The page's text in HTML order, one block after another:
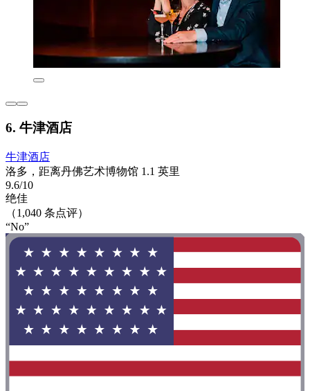
6. 牛津酒店
牛津酒店
洛多，距离丹佛艺术博物馆 1.1 英里
9.6/10
绝佳
（1,040 条点评）
“No”